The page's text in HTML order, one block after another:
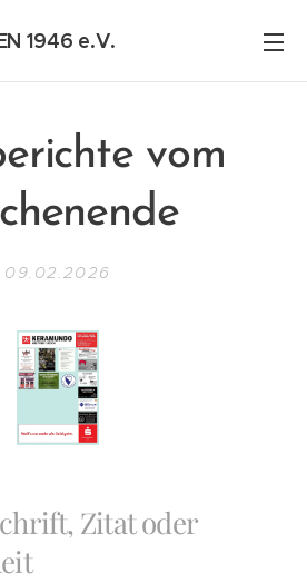
1946 e.V.
vom
09.02.2026
Zitat oder